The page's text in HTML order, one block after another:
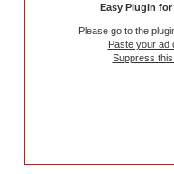
Easy Plugin for
Please go to the
Paste your ad
Suppress